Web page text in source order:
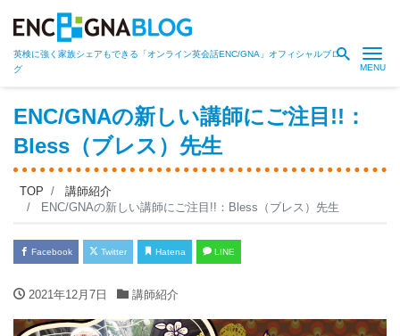
英検に強く家族シェアもできる「オンライン英会話ENC/GNA」オフィシャルブロ
グ
ENC/GNAの新しい講師にご注目!!：
Bless（ブレス）先生
TOP
講師紹介
ENC/GNAの新しい講師にご注目!!：Bless（ブレス）先生
Facebook Twitter Hatena LINE
2021年12月7日 講師紹介